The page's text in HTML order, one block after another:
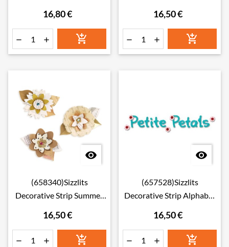
16,80 €
  
16,50 €
  

(658340)Sizzlits
Decorative Strip Summer
16,50 €
  

(657528)Sizzlits
Decorative Strip Alphabet
16,50 €
  